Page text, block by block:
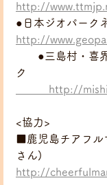
http://
●日本ジオパーク
http://
●三島村・喜界
ク
http://
<協力>
■鹿児島チアフル
さん)
http://